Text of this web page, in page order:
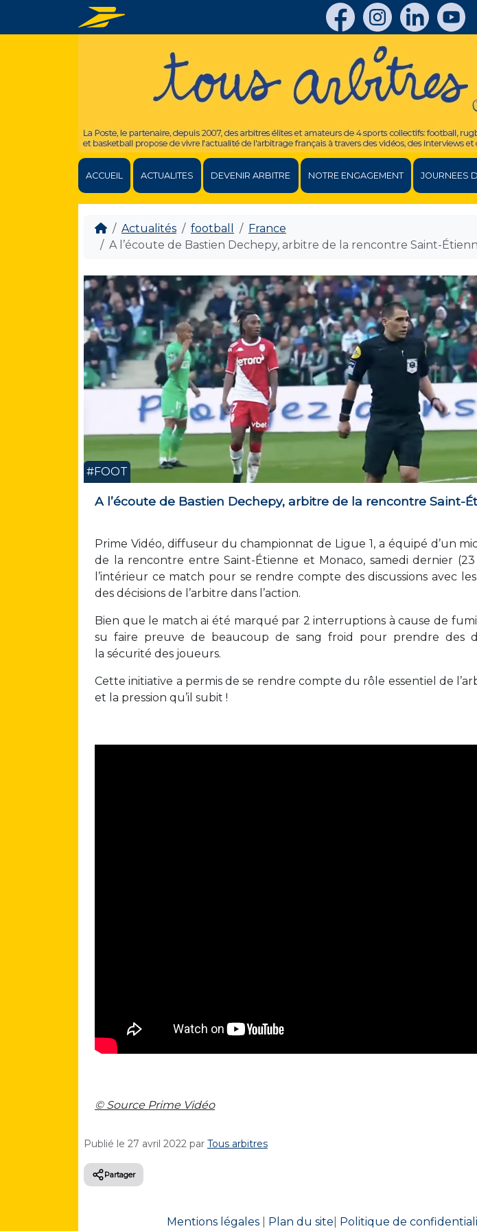
ACCUEIL ACTUALITES DEVENIR ARBITRE NOTRE ENGAGEMENT JOURNEES
Actualités football
France
A l’écoute de Bastien Dechepy, arbitre de la rencontre Saint-
#FOOT
A l’écoute de Bastien Dechepy, arbitre de la rencontre Saint-
Prime Vidéo, diffuseur du championnat de Ligue 1, a équipé d’un
de la rencontre entre Saint-Étienne et Monaco, samedi dernier (23
l’intérieur ce match pour se rendre compte des discussions avec
des décisions de l’arbitre dans l’action.
Bien que le match ai été marqué par 2 interruptions à cause de
su faire preuve de beaucoup de sang froid pour prendre des
la sécurité des joueurs.
Cette initiative a permis de se rendre compte du rôle essentiel de
et la pression qu’il subit !
© Source Prime Vidéo
Publié le 27 avril 2022 par Tous arbitres
Partager
Mentions légales Plan du site Politique de